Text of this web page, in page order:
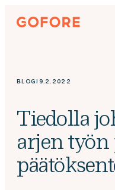
Siirry
suoraan
Gofore
knowledge
BLOGI 9.2.2022
Tiedolla
arjen työn